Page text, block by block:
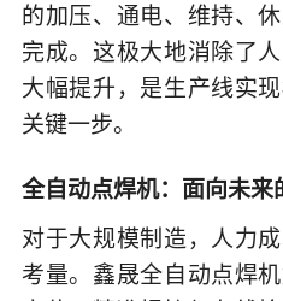
的加压、通电、维持、
完成。这极大地消除了
大幅提升，是生产线实
关键一步。
全自动点焊机：面向未来
对于大规模制造，人力
考量。鑫晟全自动点焊